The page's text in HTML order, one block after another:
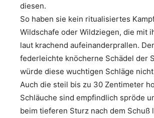
diesen.
So haben sie kein ritualisiertes
Wildschafe oder Wildziegen, die mit
laut krachend aufeinanderprallen.
federleichte knöcherne Schädel der
würde diese wuchtigen Schläge
Auch die steil bis zu 30 Zentimeter
Schläuche sind empfindlich spröde
beim tieferen Sturz nach dem Schuß